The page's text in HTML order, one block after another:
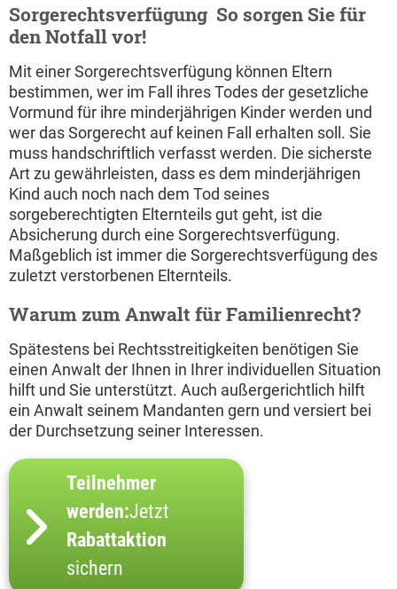
Sorgerechtsverfügung  So sorgen Sie für
den Notfall vor!
Mit einer Sorgerechtsverfügung können Eltern
bestimmen, wer im Fall ihres Todes der gesetzliche
Vormund für ihre minderjährigen Kinder werden und
wer das Sorgerecht auf keinen Fall erhalten soll. Sie
muss handschriftlich verfasst werden. Die sicherste
Art zu gewährleisten, dass es dem minderjährigen
Kind auch noch nach dem Tod seines
sorgeberechtigten Elternteils gut geht, ist die
Absicherung durch eine Sorgerechtsverfügung.
Maßgeblich ist immer die Sorgerechtsverfügung des
zuletzt verstorbenen Elternteils.
Warum zum Anwalt für Familienrecht?
Spätestens bei Rechtsstreitigkeiten benötigen Sie
einen Anwalt der Ihnen in Ihrer individuellen Situation
hilft und Sie unterstützt. Auch außergerichtlich hilft
ein Anwalt seinem Mandanten gern und versiert bei
der Durchsetzung seiner Interessen.
Teilnehmer
werden:Jetzt
Rabattaktion
sichern